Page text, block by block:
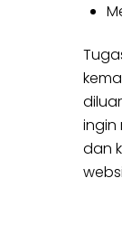
ingin
dan